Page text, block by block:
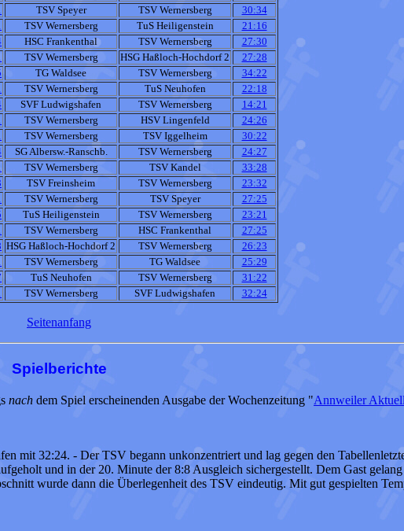
TSV Speyer TSV Wernersberg
30:34
TSV Wernersberg TuS Heiligenstein
21:16
HSC Frankenthal TSV Wernersberg
27:30
TSV Wernersberg HSG Haßloch-Hochdorf 2
27:28
TG Waldsee TSV Wernersberg
34:22
TSV Wernersberg TuS Neuhofen
22:18
SVF Ludwigshafen TSV Wernersberg
14:21
TSV Wernersberg HSV Lingenfeld
24:26
TSV Wernersberg TSV Iggelheim
30:22
SG Albersw.-Ranschb. TSV Wernersberg
24:27
TSV Wernersberg TSV Kandel
33:28
TSV Freinsheim TSV Wernersberg
23:32
TSV Wernersberg TSV Speyer
27:25
TuS Heiligenstein TSV Wernersberg
23:21
TSV Wernersberg HSC Frankenthal
27:25
HSG Haßloch-Hochdorf 2 TSV Wernersberg
26:23
TSV Wernersberg TG Waldsee
25:29
TuS Neuhofen TSV Wernersberg
31:22
TSV Wernersberg SVF Ludwigshafen 32:24
Seitenanfang
Spielberichte
nach dem Spiel erscheinenden Ausgabe der Wochenzeitung "Annweiler Aktuell
mit 32:24. - Der TSV begann unkonzentriert und lag gegen den
und in der 20. Minute der 8:8 Ausgleich sichergestellt. Dem Gast
wurde dann die Überlegenheit des TSV eindeutig. Mit gut gespielten